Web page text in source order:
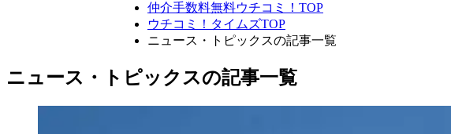
仲介手数料無料ウチコミ！TOP
ウチコミ！タイムズTOP
ニュース・トピックスの記事一覧
ニュース・トピックスの記事一覧